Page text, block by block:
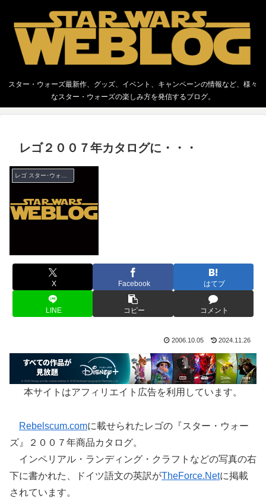
スター・ウォーズ最新作、グッズ、イベント、キャンペーンの情報など、様々
なスター・ウォーズの楽しみ方を発信するブログ。
レゴ２００７年カタログに・・・
X Facebook はてブ
LINE コピー コメント
2006.10.05 2024.11.26
本サイトはアフィリエイト広告を利用しています。
Rebelscum.comに載せられたレゴの『スター・ウォー
ズ』２００７年商品カタログ。
インペリアル・ランディング・クラフトなどの写真の右
下に書かれた、ドイツ語文の英訳がTheForce.Netに掲載
されています。